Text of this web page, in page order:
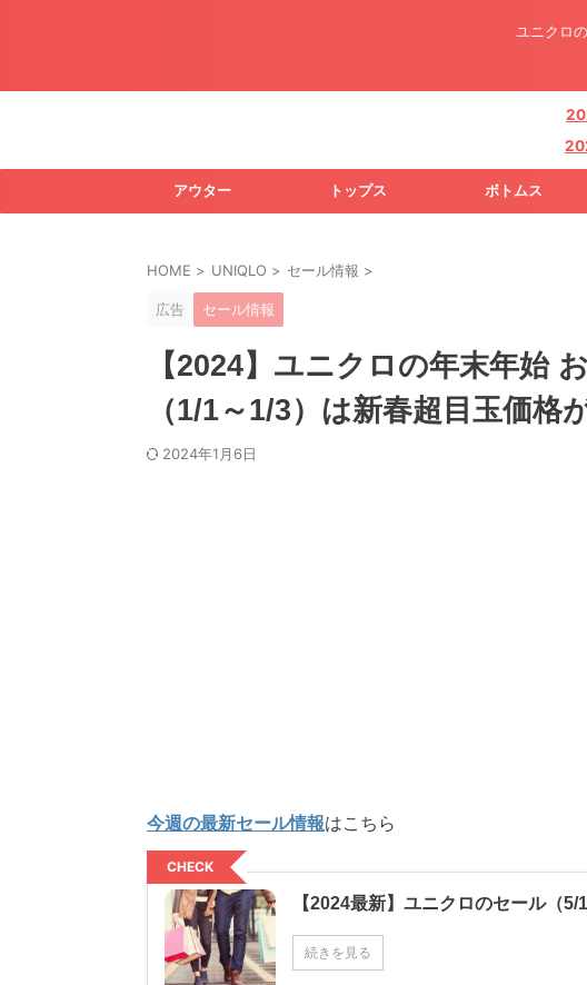
ユニクロ
アウター トップス ボトムス
HOME > UNIQLO > セール情報 >
広告 セール情報
【2024】ユニクロの年末年始
（1/1～1/3）は新春超目玉価格
2024年1月6日
今週の最新セール情報はこちら
CHECK
【2024最新】ユニクロのセール（
続きを見る